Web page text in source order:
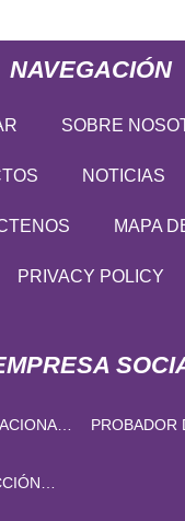
NAVEGACIÓN
SOBRE
NOTICIAS
MAPA
PRIVACY POLICY
PROBADOR